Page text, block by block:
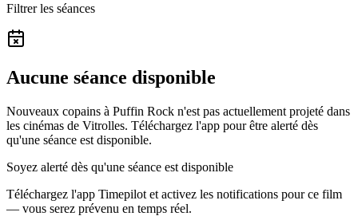
Filtrer les séances
Aucune séance disponible
Nouveaux copains à Puffin Rock n'est pas actuellement projeté dans
les cinémas de Vitrolles. Téléchargez l'app pour être alerté dès
qu'une séance est disponible.
Soyez alerté dès qu'une séance est disponible
Téléchargez l'app Timepilot et activez les notifications pour ce film
— vous serez prévenu en temps réel.